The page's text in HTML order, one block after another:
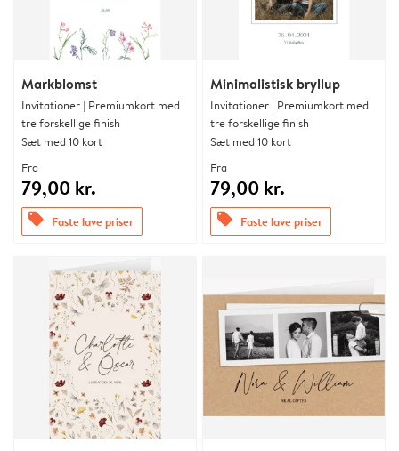
Markblomst
Invitationer | Premiumkort med
tre forskellige finish
Sæt med 10 kort
Fra
79,00 kr.
offers Faste lave priser
Minimalistisk bryllup
Invitationer | Premiumkort med
tre forskellige finish
Sæt med 10 kort
Fra
79,00 kr.
offers Faste lave priser